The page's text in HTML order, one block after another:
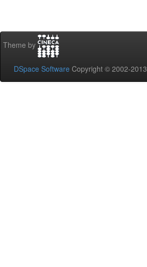
Theme by
DSpace Software Copyright © 2002-2013